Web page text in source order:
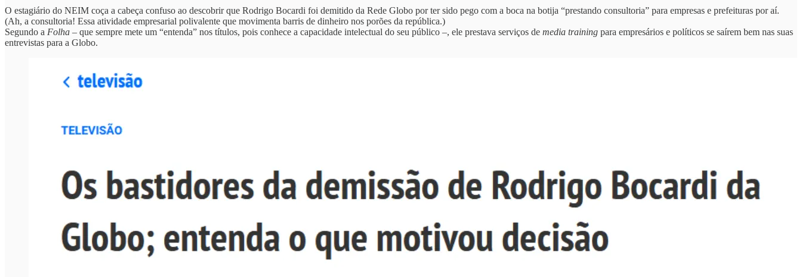
O estagiário do NEIM coça a cabeça confuso ao descobrir que Rodrigo Bocardi foi demitido da Rede Globo por ter sido pego com a boca na botija “prestando consultoria” para empresas e prefeituras por aí.
(Ah, a consultoria! Essa atividade empresarial polivalente que movimenta barris de dinheiro nos porões da república.)
Segundo a Folha – que sempre mete um “entenda” nos títulos, pois conhece a capacidade intelectual do seu público –, ele prestava serviços de media training para empresários e políticos se saírem bem nas suas
entrevistas para a Globo.